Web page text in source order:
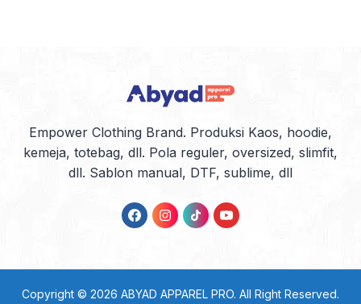
Empower Clothing Brand. Produksi Kaos, hoodie,
kemeja, totebag, dll. Pola reguler, oversized, slimfit,
dll. Sablon manual, DTF, sublime, dll
Copyright © 2026 ABYAD APPAREL PRO. All Right Reserved.